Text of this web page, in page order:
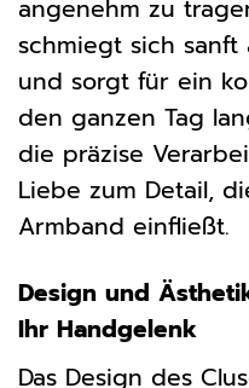
angenehm zu
schmiegt sich
und sorgt für ein
den ganzen Tag
die präzise
Liebe zum Detail,
Armband einfließt.
Design und
Ihr Handgelenk
Das Design des